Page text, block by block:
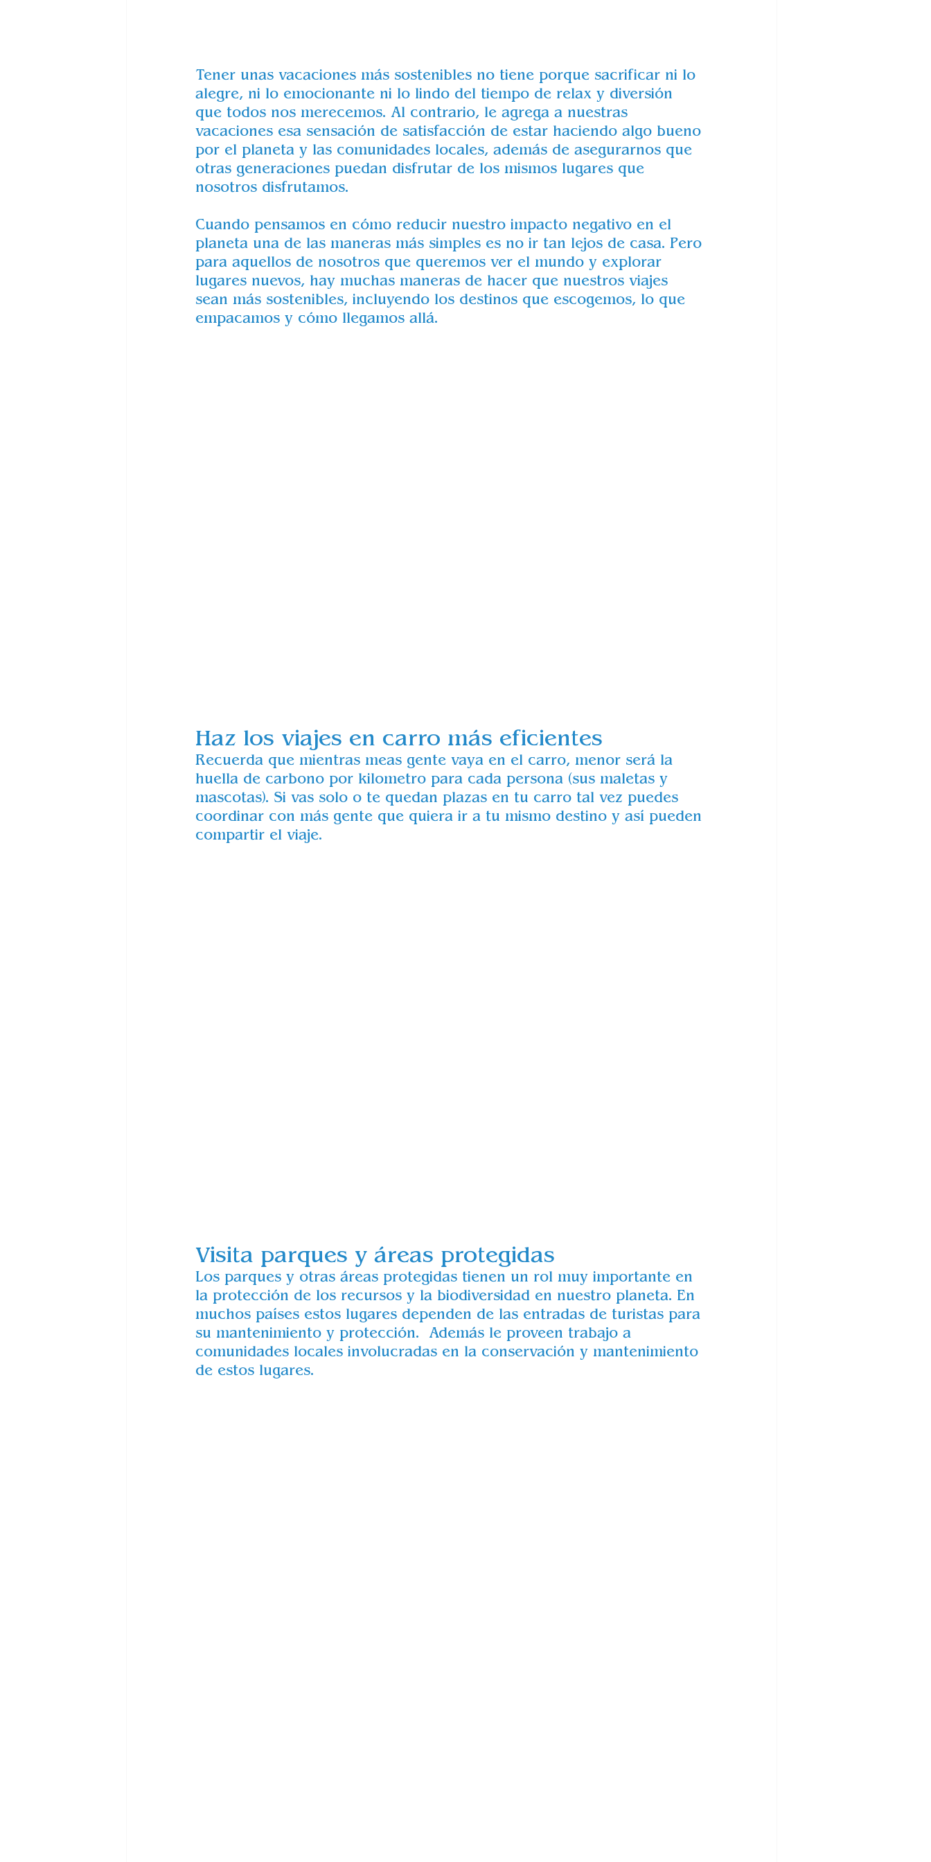
Tener unas vacaciones más sostenibles no tiene porque sacrificar ni lo
alegre, ni lo emocionante ni lo lindo del tiempo de relax y diversión
que todos nos merecemos. Al contrario, le agrega a nuestras
vacaciones esa sensación de satisfacción de estar haciendo algo bueno
por el planeta y las comunidades locales, además de asegurarnos que
otras generaciones puedan disfrutar de los mismos lugares que
nosotros disfrutamos.
Cuando pensamos en cómo reducir nuestro impacto negativo en el
planeta una de las maneras más simples es no ir tan lejos de casa. Pero
para aquellos de nosotros que queremos ver el mundo y explorar
lugares nuevos, hay muchas maneras de hacer que nuestros viajes
sean más sostenibles, incluyendo los destinos que escogemos, lo que
empacamos y cómo llegamos allá.
Haz los viajes en carro más eficientes
Recuerda que mientras meas gente vaya en el carro, menor será la
huella de carbono por kilometro para cada persona (sus maletas y
mascotas). Si vas solo o te quedan plazas en tu carro tal vez puedes
coordinar con más gente que quiera ir a tu mismo destino y así pueden
compartir el viaje.
Visita parques y áreas protegidas
Los parques y otras áreas protegidas tienen un rol muy importante en
la protección de los recursos y la biodiversidad en nuestro planeta. En
muchos países estos lugares dependen de las entradas de turistas para
su mantenimiento y protección.  Además le proveen trabajo a
comunidades locales involucradas en la conservación y mantenimiento
de estos lugares.